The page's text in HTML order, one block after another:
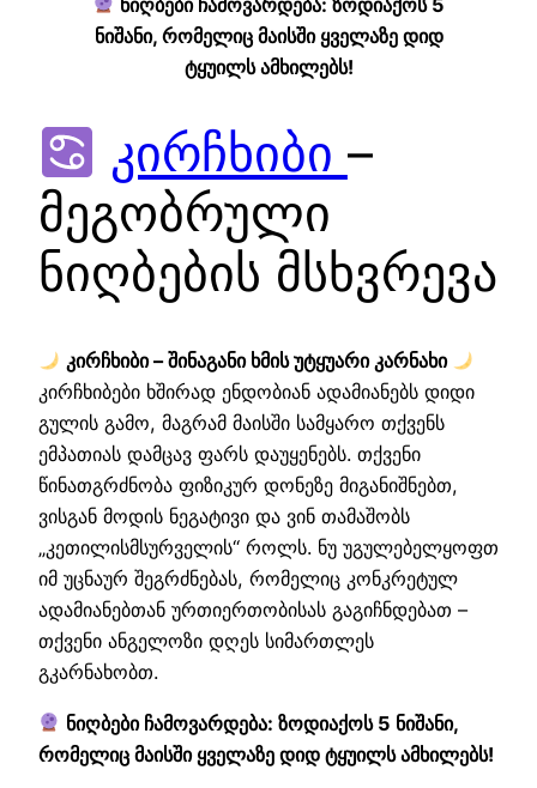
ნიშანი, რომელიც მაისში ყველაზე დიდ
ტყუილს ამხილებს!
კირჩხიბი –
მეგობრული
ნიღბების მსხვრევა
კირჩხიბი – შინაგანი ხმის უტყუარი კარნახი
კირჩხიბები ხშირად ენდობიან ადამიანებს დიდი
გულის გამო, მაგრამ მაისში სამყარო თქვენს
ემპათიას დამცავ ფარს დაუყენებს. თქვენი
წინათგრძნობა ფიზიკურ დონეზე მიგანიშნებთ,
ვისგან მოდის ნეგატივი და ვინ თამაშობს
„კეთილისმსურველის“ როლს. ნუ უგულებელყოფთ
იმ უცნაურ შეგრძნებას, რომელიც კონკრეტულ
ადამიანებთან ურთიერთობისას გაგიჩნდებათ –
თქვენი ანგელოზი დღეს სიმართლეს
გკარნახობთ.
ნიღბები ჩამოვარდება: ზოდიაქოს 5 ნიშანი,
რომელიც მაისში ყველაზე დიდ ტყუილს ამხილებს!